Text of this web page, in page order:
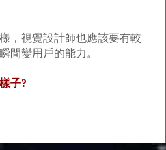
視覺設計師也應該要有較
間變用戶的能力。
子?